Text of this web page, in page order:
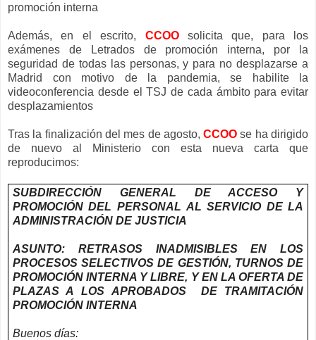
promoción interna
Además, en el escrito, CCOOsolicita que, para los
exámenes de Letrados de promoción interna, por la
seguridad de todas las personas, y para no desplazarse a
Madrid con motivo de la pandemia, se habilite la
videoconferencia desde el TSJ de cada ámbito para evitar
desplazamientos
Tras la finalización del mes de agosto,CCOO se ha dirigido
de nuevo al Ministerio con esta nueva carta que
reproducimos:
SUBDIRECCIÓN GENERAL DE ACCESO Y
PROMOCIÓN DEL PERSONAL AL SERVICIO DE LA
ADMINISTRACIÓN DE JUSTICIA
ASUNTO: RETRASOS INADMISIBLES EN LOS
PROCESOS SELECTIVOS DE GESTIÓN, TURNOS DE
PROMOCIÓN INTERNA Y LIBRE, Y EN LA OFERTA DE
PLAZAS A LOS APROBADOS DE TRAMITACIÓN
PROMOCIÓN INTERNA
Buenos días: